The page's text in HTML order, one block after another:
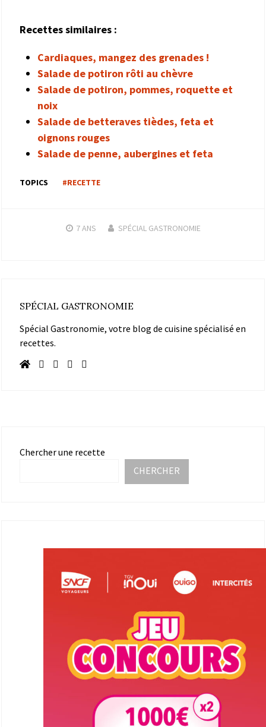
Recettes similaires :
Cardiaques, mangez des grenades !
Salade de potiron rôti au chèvre
Salade de potiron, pommes, roquette et
noix
Salade de betteraves tièdes, feta et
oignons rouges
Salade de penne, aubergines et feta
TOPICS #RECETTE
7 ANS SPÉCIAL GASTRONOMIE
SPÉCIAL GASTRONOMIE
Spécial Gastronomie, votre blog de cuisine spécialisé en
recettes.
Chercher une recette
CHERCHER